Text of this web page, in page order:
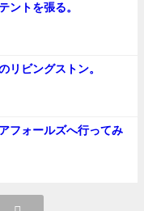
トを張る。
リビングストン。
フォールズへ行ってみ